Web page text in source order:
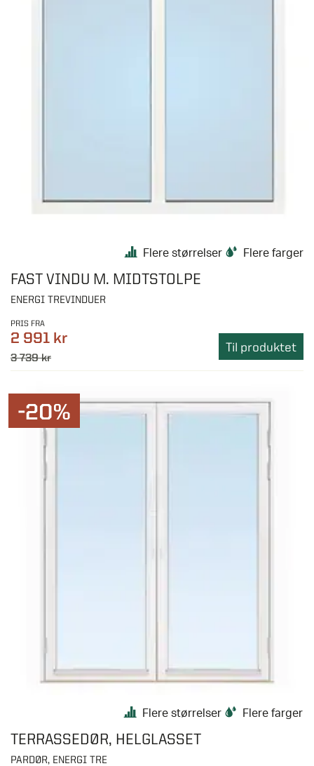
Flere størrelser Flere farger
FAST VINDU M. MIDTSTOLPE
ENERGI TREVINDUER
PRIS FRA
2 991 kr
3 739 kr
Til produktet
-20%
Flere størrelser Flere farger
TERRASSEDØR, HELGLASSET
PARDØR, ENERGI TRE